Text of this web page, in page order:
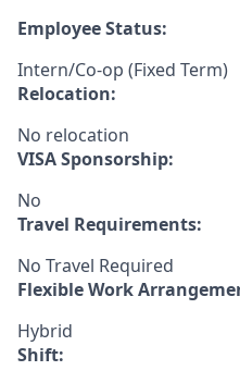
Employee Status:
Intern/Co-op (Fixed Term)
Relocation:
No relocation
VISA Sponsorship:
No
Travel Requirements:
No Travel Required
Flexible Work
Hybrid
Shift: